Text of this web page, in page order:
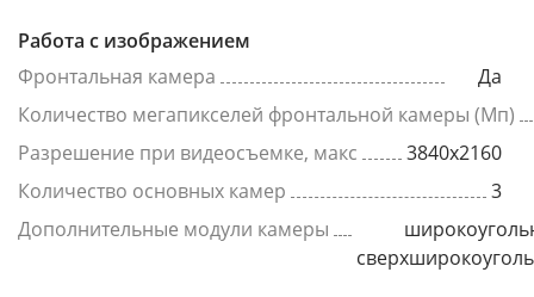
Работа с изображением
Фронтальная камера
Да
Количество мегапикселей фронтальной камеры (Мп)
Разрешение при видеосъемке, макс
3840x2160
Количество основных камер
3
Дополнительные модули камеры